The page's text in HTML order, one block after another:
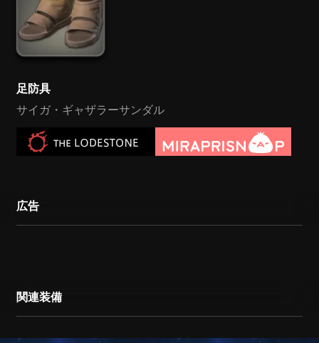
足防具
サイガ・ギャザラーサンダル
広告
関連装備